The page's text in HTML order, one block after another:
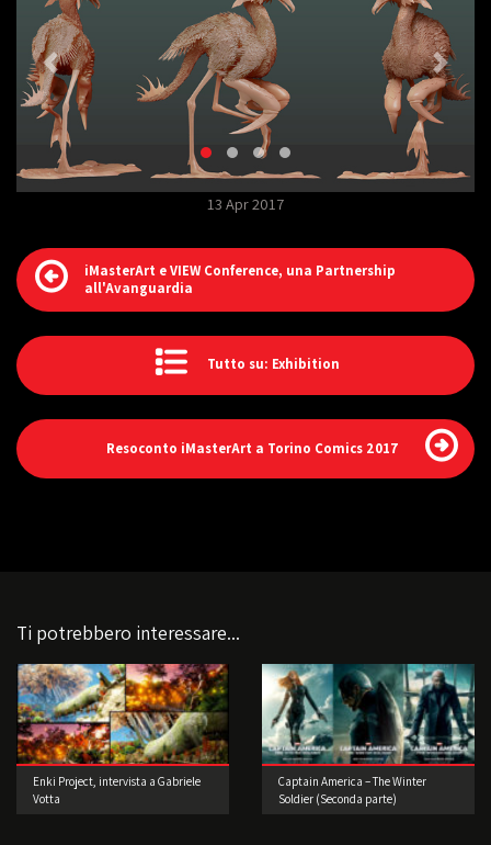
13 Apr 2017
iMasterArt e VIEW Conference, una Partnership
all'Avanguardia
Tutto su: Exhibition
Resoconto iMasterArt a Torino Comics 2017
Ti potrebbero interessare...
Enki Project, intervista a Gabriele
Votta
Captain America – The Winter
Soldier (Seconda parte)